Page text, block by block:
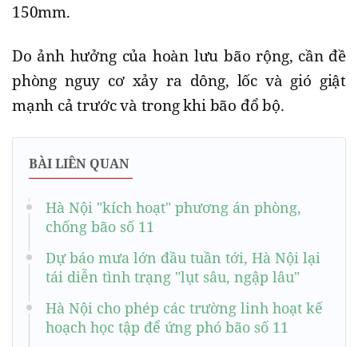
150mm.
Do ảnh hưởng của hoàn lưu bão rộng, cần đề
phòng nguy cơ xảy ra dông, lốc và gió giật
mạnh cả trước và trong khi bão đổ bộ.
BÀI LIÊN QUAN
Hà Nội "kích hoạt" phương án phòng,
chống bão số 11
Dự báo mưa lớn đầu tuần tới, Hà Nội lại
tái diễn tình trạng "lụt sâu, ngập lâu"
Hà Nội cho phép các trường linh hoạt kế
hoạch học tập để ứng phó bão số 11